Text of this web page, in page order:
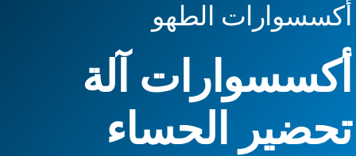
أكسسوارات الطهو
أكسسوارات آلة
تحضير الحساء